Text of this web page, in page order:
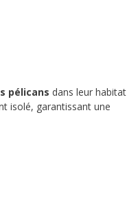
pélicans dans leur habitat
isolé, garantissant une